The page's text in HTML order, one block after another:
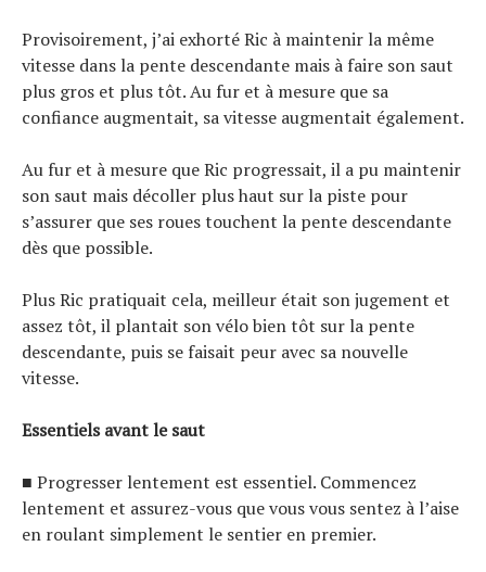
Provisoirement, j’ai exhorté Ric à maintenir la même
vitesse dans la pente descendante mais à faire son saut
plus gros et plus tôt. Au fur et à mesure que sa
confiance augmentait, sa vitesse augmentait également.
Au fur et à mesure que Ric progressait, il a pu maintenir
son saut mais décoller plus haut sur la piste pour
s’assurer que ses roues touchent la pente descendante
dès que possible.
Plus Ric pratiquait cela, meilleur était son jugement et
assez tôt, il plantait son vélo bien tôt sur la pente
descendante, puis se faisait peur avec sa nouvelle
vitesse.
Essentiels avant le saut
■ Progresser lentement est essentiel. Commencez
lentement et assurez-vous que vous vous sentez à l’aise
en roulant simplement le sentier en premier.